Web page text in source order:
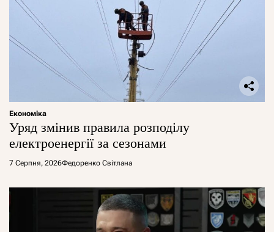
Економіка
Уряд змінив правила розподілу
електроенергії за сезонами
7 Серпня, 2026Федоренко Світлана